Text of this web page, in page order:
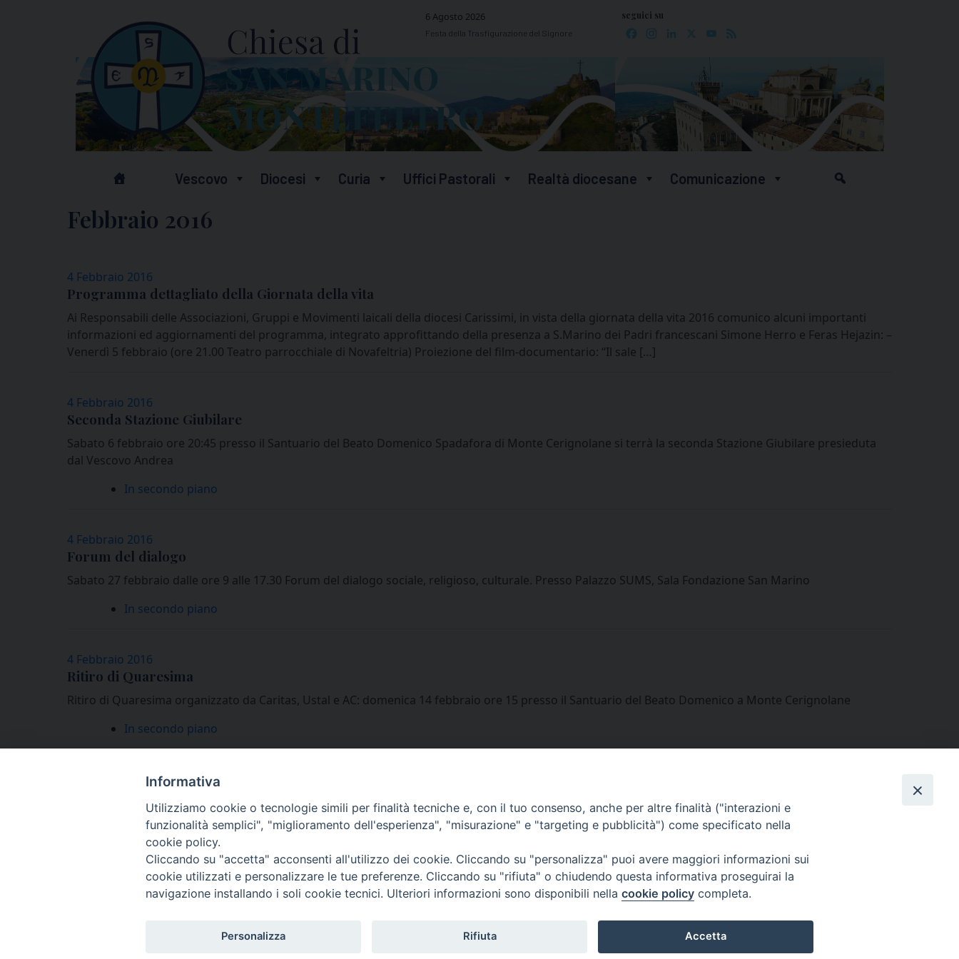
6 Agosto 2026
Festa della Trasfigurazione del Signore
seguici su
Facebook
Instagram
LinkedIn YouTube
Vescovo Diocesi Curia Uffici Pastorali Realtà diocesane Comunicazione
Febbraio 2016
4 Febbraio 2016
Programma dettagliato della Giornata della vita
Ai Responsabili delle Associazioni, Gruppi e Movimenti laicali della diocesi Carissimi, in vista della giornata della vita 2016 comunico alcuni importanti
informazioni ed aggiornamenti del programma, integrato approfittando della presenza a S.Marino dei Padri francescani Simone Herro e Feras Hejazin: –
Venerdì 5 febbraio (ore 21.00 Teatro parrocchiale di Novafeltria) Proiezione del film-documentario: “Il sale […]
4 Febbraio 2016
Seconda Stazione Giubilare
Sabato 6 febbraio ore 20:45 presso il Santuario del Beato Domenico Spadafora di Monte Cerignolane si terrà la seconda Stazione Giubilare presieduta
dal Vescovo Andrea
In secondo piano
4 Febbraio 2016
Forum del dialogo
Sabato 27 febbraio dalle ore 9 alle 17.30 Forum del dialogo sociale, religioso, culturale. Presso Palazzo SUMS, Sala Fondazione San Marino
In secondo piano
4 Febbraio 2016
Ritiro di Quaresima
Ritiro di Quaresima organizzato da Caritas, Ustal e AC: domenica 14 febbraio ore 15 presso il Santuario del Beato Domenico a Monte Cerignolane
In secondo piano
Centralino Curia Vescovile
0541 913711
Piazza Giovani Paolo II, 1
Facebook
Informativa
Utilizziamo cookie o tecnologie simili per finalità tecniche e, con il tuo consenso, anche per altre finalità ("interazioni e
funzionalità semplici", "miglioramento dell'esperienza", "misurazione" e "targeting e pubblicità") come specificato nella
cookie policy.
Cliccando su "accetta" acconsenti all'utilizzo dei cookie. Cliccando su "personalizza" puoi avere maggiori informazioni sui
cookie utilizzati e personalizzare le tue preferenze. Cliccando su "rifiuta" o chiudendo questa informativa proseguirai la
navigazione installando i soli cookie tecnici. Ulteriori informazioni sono disponibili nella cookie policy completa.
Personalizza Rifiuta Accetta